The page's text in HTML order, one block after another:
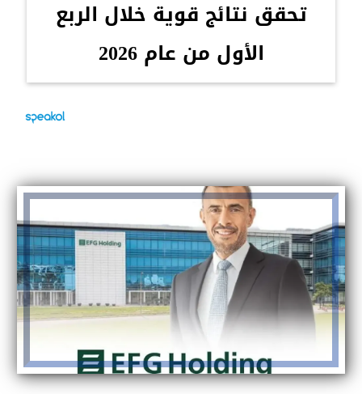
تحقق نتائج قوية خلال الربع
الأول من عام 2026